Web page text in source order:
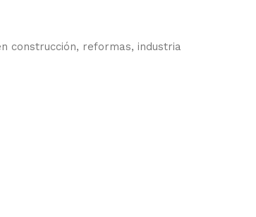
construcción, reformas, industria